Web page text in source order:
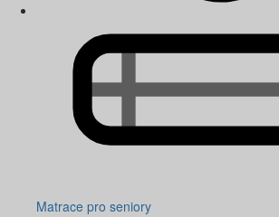
Matrace pro seniory